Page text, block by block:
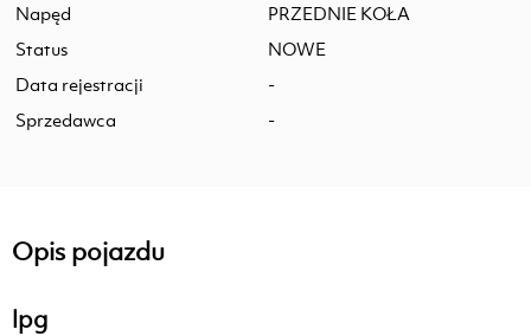
Napęd
PRZEDNIE KOŁA
Status
NOWE
Data rejestracji
-
Sprzedawca
-
Opis pojazdu
lpg